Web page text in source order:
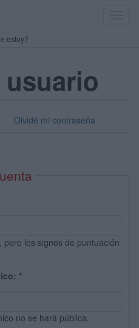
estoy?
usuario
Olvidé mi contraseña
los signos de puntuación
*
no se hará pública.